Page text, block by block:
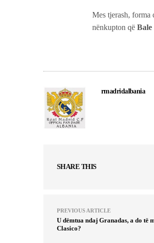
Mes tjerash, forma
nënkupton që Bale
rmadridalbania
SHARE THIS
PREVIOUS ARTICLE
U dëmtua ndaj Granadas, a do të
Clasico?